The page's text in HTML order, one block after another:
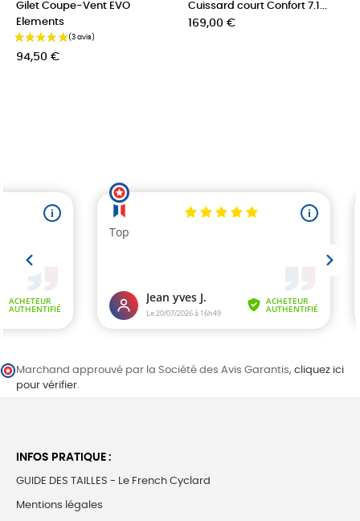
Gilet Coupe-Vent EVO
Elements
Prix
94,50 €
Cuissard court Confort 7.1...
Prix
169,00 €
Marchand approuvé par la Société des Avis Garantis, cliquez ici
pour vérifier
INFOS PRATIQUE :
GUIDE DES TAILLES - Le French Cyclard
Mentions légales